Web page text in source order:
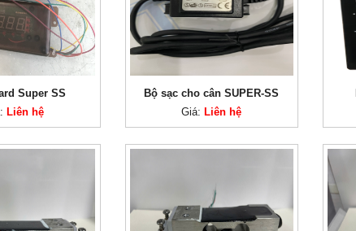
Super SS
Liên hệ
Bộ sạc cho cân SUPER-SS
Giá: Liên hệ